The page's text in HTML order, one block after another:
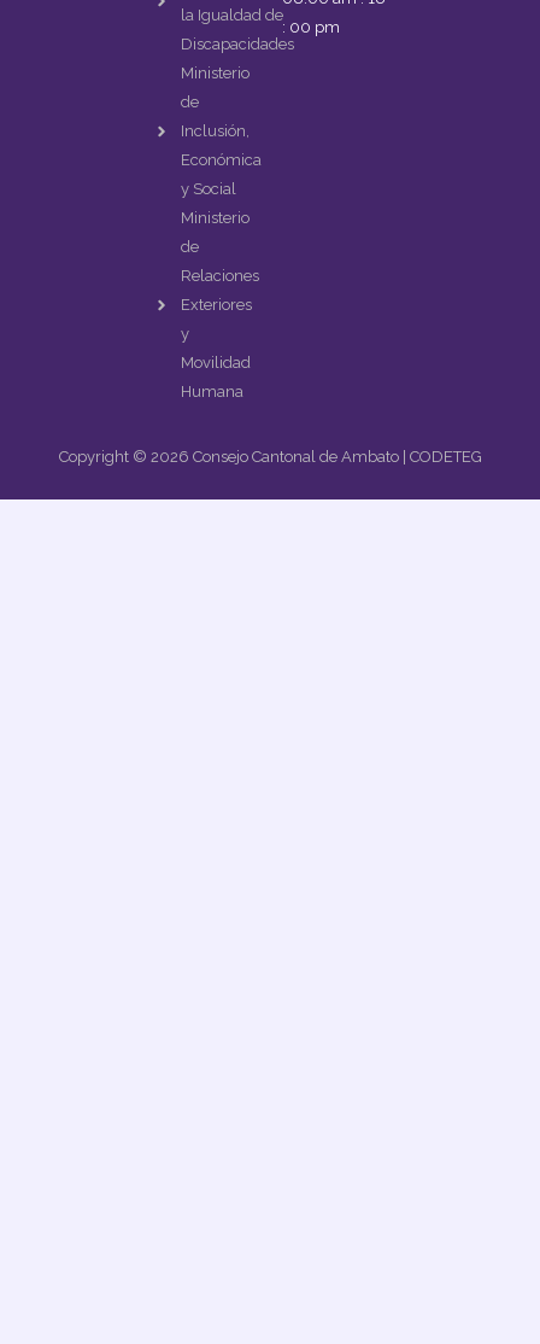
la Igualdad de
Discapacidades
Ministerio
de
Inclusión,
Económica
y Social
Ministerio
de
Relaciones
Exteriores
y
Movilidad
Humana
: 00 pm
Copyright © 2026 Consejo Cantonal de Ambato | CODETEG